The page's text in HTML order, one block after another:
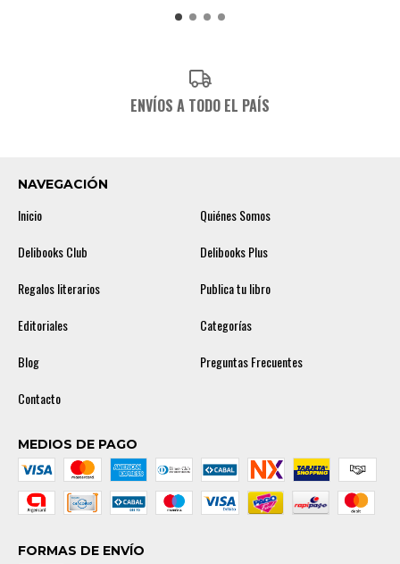
ENVÍOS A TODO EL PAÍS
NAVEGACIÓN
Inicio
Quiénes Somos
Delibooks Club
Delibooks Plus
Regalos literarios
Publica tu libro
Editoriales
Categorías
Blog
Preguntas Frecuentes
Contacto
MEDIOS DE PAGO
FORMAS DE ENVÍO